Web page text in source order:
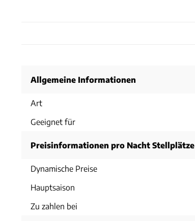
Allgemeine Informationen
Art
Geeignet für
Preisinformationen pro Nacht Stellplätze
Dynamische Preise
Hauptsaison
Zu zahlen bei